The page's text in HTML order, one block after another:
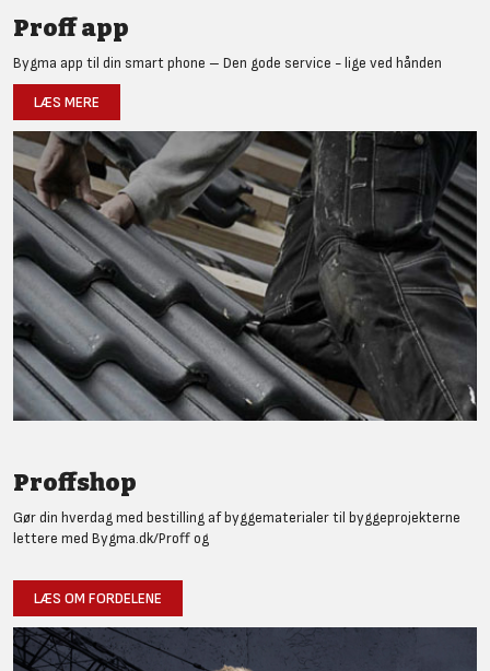
Proff app
Bygma app til din smart phone – Den gode service - lige ved hånden
LÆS MERE
Proffshop
Gør din hverdag med bestilling af byggematerialer til byggeprojekterne
lettere med Bygma.dk/Proff og
LÆS OM FORDELENE